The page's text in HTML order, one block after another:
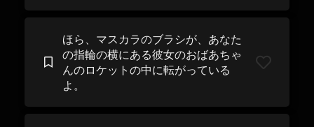
ほら、マスカラのブラシが、あなた
の指輪の横にある彼女のおばあちゃ
んのロケットの中に転がっている
よ。